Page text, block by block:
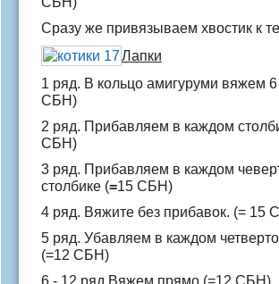
Сразу же привязываем хвостик к
Лапки
1 ряд. В кольцо амигуруми вяжем
СБН)
2 ряд. Прибавляем в каждом
СБН)
3 ряд. Прибавляем в каждом
столбике (=15 СБН)
4 ряд. Вяжите без прибавок. (= 15
5 ряд. Убавляем в каждом
(=12 СБН)
6 - 12 ряд.Вяжем прямо (=12 СБН)